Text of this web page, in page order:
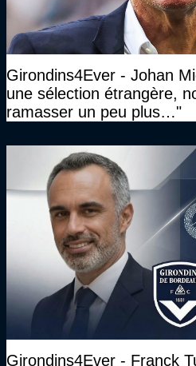
Girondins4Ever - Johan
une sélection étrangère,
ramasser un peu plus…"
Girondins4Ever - Franck